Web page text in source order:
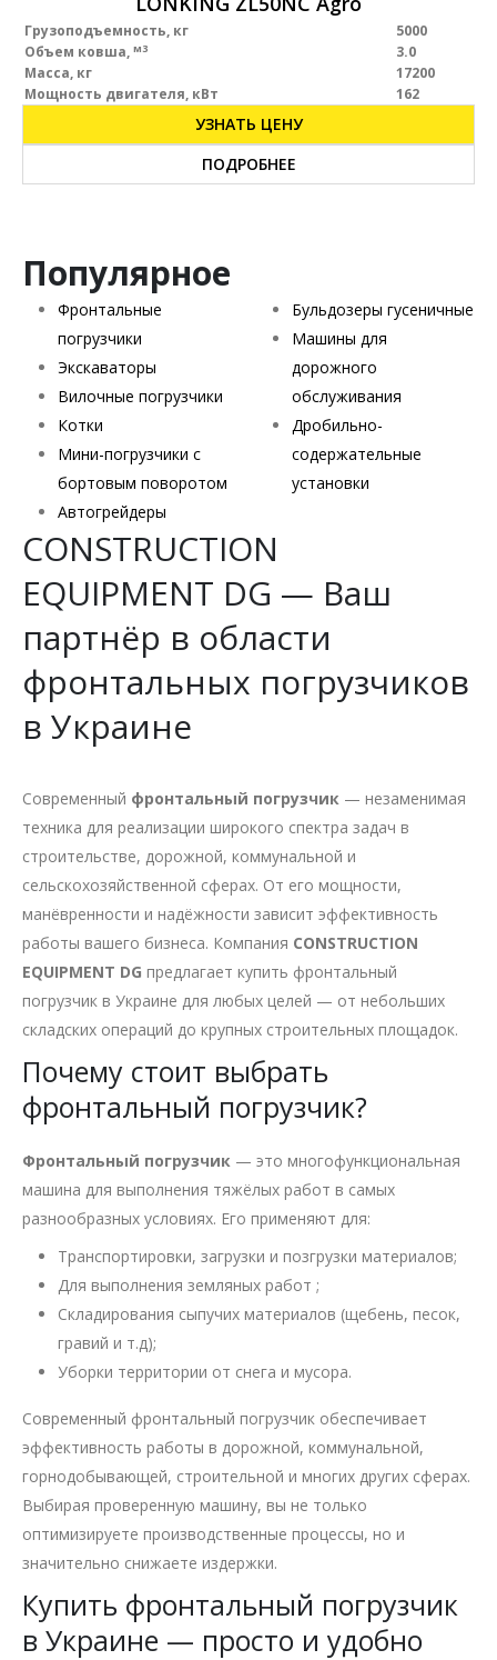
Грузоподъемность, кг
5000
Объем ковша, м3
3.0
Масса, кг
17200
Мощность двигателя, кВт
162
УЗНАТЬ ЦЕНУ
ПОДРОБНЕЕ
Популярное
Фронтальные
погрузчики
Экскаваторы
Вилочные погрузчики
Котки
Мини-погрузчики с
бортовым поворотом
Автогрейдеры
Бульдозеры гусеничные
Машины для
дорожного
обслуживания
Дробильно-
содержательные
установки
CONSTRUCTION
EQUIPMENT DG — Ваш
партнёр в области
фронтальных погрузчиков
в Украине
Современный фронтальный погрузчик — незаменимая
техника для реализации широкого спектра задач в
строительстве, дорожной, коммунальной и
сельскохозяйственной сферах. От его мощности,
манёвренности и надёжности зависит эффективность
работы вашего бизнеса. Компания CONSTRUCTION
EQUIPMENT DG предлагает купить фронтальный
погрузчик в Украине для любых целей — от небольших
складских операций до крупных строительных площадок.
Почему стоит выбрать
фронтальный погрузчик?
Фронтальный погрузчик — это многофункциональная
машина для выполнения тяжёлых работ в самых
разнообразных условиях. Его применяют для:
Транспортировки, загрузки и позгрузки материалов;
Для выполнения земляных работ ;
Складирования сыпучих материалов (щебень, песок,
гравий и т.д);
Уборки территории от снега и мусора.
Современный фронтальный погрузчик обеспечивает
эффективность работы в дорожной, коммунальной,
горнодобывающей, строительной и многих других сферах.
Выбирая проверенную машину, вы не только
оптимизируете производственные процессы, но и
значительно снижаете издержки.
Купить фронтальный погрузчик
в Украине — просто и удобно